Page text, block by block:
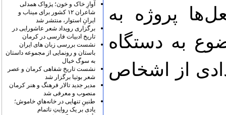
پروژه به
به دستگاه
از اشخاص
آوازِ خاک و خون؛ پژواک همدلی
شاعران ۱۲ کشور برای میناب و
ایرانِ استوار، منتشر شد
برگزاری رویداد شعر عاشورایی در
تاریخ ادبیات فارسی در کرمان
نشست بررسی زبان های ایران
باستان و رونمایی از مجموعه داستان
به سوگ خیال
نشست تاریخ شفاهی کرمان و عصر
شعر بوتیا برگزار شد
مدیر جدید تالار فرهنگ و هنر کرمان
منصوب و معرفی شد
طنینِ تنهایی در خانه‌هایِ خاموش؛
یادی بر یک روایتِ ناتمام